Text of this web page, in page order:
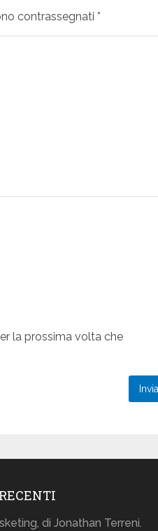
contrassegnati *
la prossima volta che
di Jonathan Terreni.